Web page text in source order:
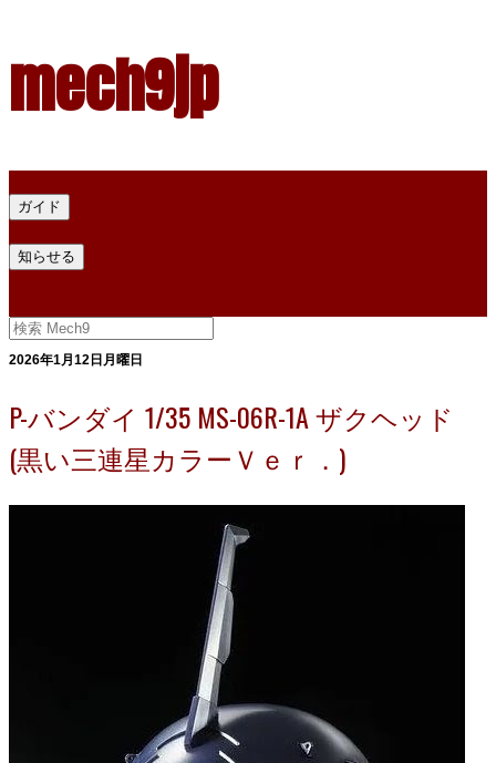
mech9jp
ガイド
知らせる
2026年1月12日月曜日
P-バンダイ 1/35 MS-06R-1A ザクヘッド
(黒い三連星カラーＶｅｒ．)